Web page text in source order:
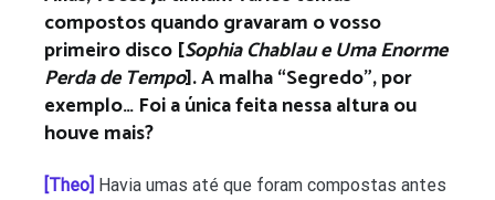
compostos quando gravaram o vosso
primeiro disco [Sophia Chablau e Uma Enorme
Perda de Tempo]. A malha “Segredo”, por
exemplo… Foi a única feita nessa altura ou
houve mais?
[Theo] Havia umas até que foram compostas antes